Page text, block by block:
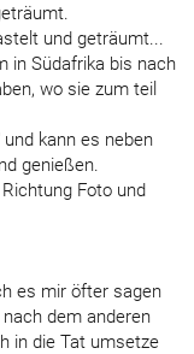
und geträumt...
in Südafrika bis nach
wo sie zum teil
kann es neben
genießen.
Foto und
es mir öfter sagen
dem anderen
in die Tat umsetze